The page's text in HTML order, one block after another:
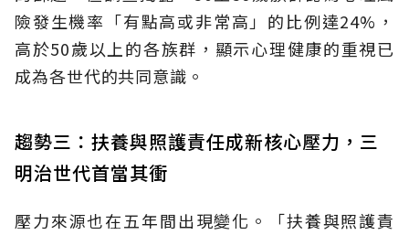
險發生機率「有點高或非常高」的比例達24%，
高於50歲以上的各族群，顯示心理健康的重視已
成為各世代的共同意識。
趨勢三：扶養與照護責任成新核心壓力，三
明治世代首當其衝
壓力來源也在五年間出現變化。「扶養與照護責